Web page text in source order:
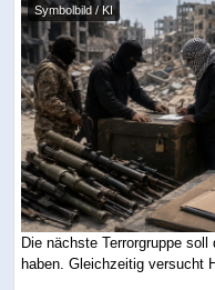
Symbolbild / KI
Die nächste Terrorgruppe
haben. Gleichzeitig versucht